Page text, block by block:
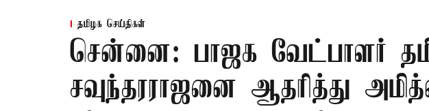
தமிழக செய்திகள்
சென்னை: பாஜக வேட்பாளர்
சவுந்தரராஜனை ஆதரித்து